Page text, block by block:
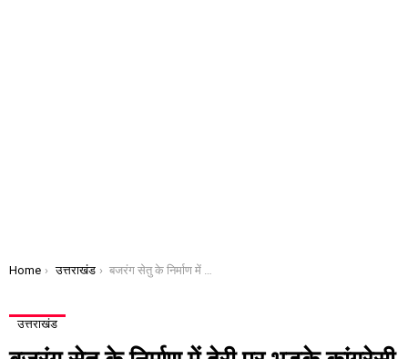
You are here:
Home उत्तराखंड बजरंग सेतु के निर्माण में देरी पर भड़के कांग्रेसी
उत्तराखंड